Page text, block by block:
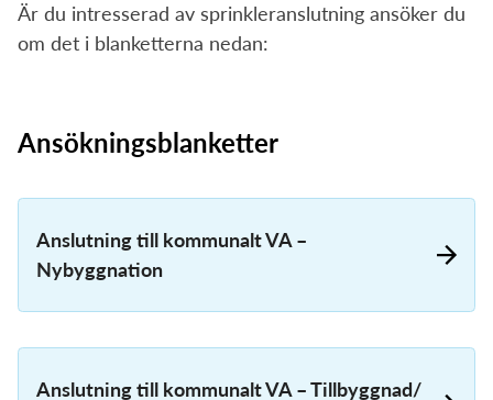
Är du intresserad av sprinkleranslutning ansöker du
om det i blanketterna nedan:
Ansökningsblanketter
Anslutning till kommunalt VA –
Nybyggnation
Anslutning till kommunalt VA – Tillbyggnad/